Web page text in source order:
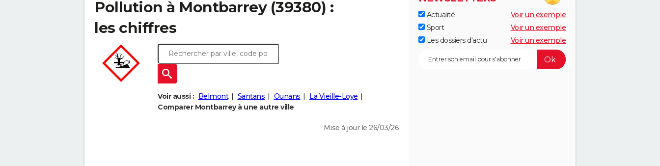
Pollution à Montbarrey (39380) :
les chiffres
Voir aussi : Belmont Santans Ounans
La Vieille-Loye
Comparer Montbarrey à une autre ville
Mise à jour le 26/03/26
Actualité
Voir un exemple
Sport
Voir un exemple
Les dossiers d'actu
Voir un exemple